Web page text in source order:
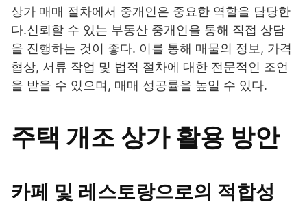
상가 매매 절차에서 중개인은 중요한 역할을 담당한
다.신뢰할 수 있는 부동산 중개인을 통해 직접 상담
을 진행하는 것이 좋다. 이를 통해 매물의 정보, 가격
협상, 서류 작업 및 법적 절차에 대한 전문적인 조언
을 받을 수 있으며, 매매 성공률을 높일 수 있다.
주택 개조 상가 활용 방안
카페 및 레스토랑으로의 적합성